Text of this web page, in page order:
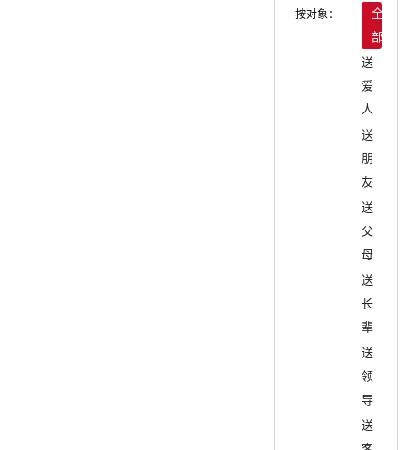
按对象：
全
部
送
爱
人
送
朋
友
送
父
母
送
长
辈
送
领
导
送